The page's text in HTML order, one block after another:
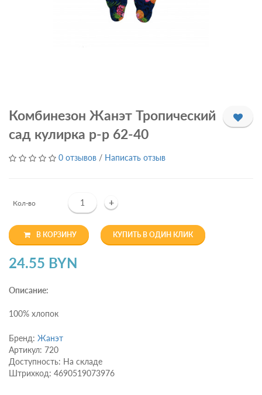
Комбинезон Жанэт Тропический
сад кулирка р-р 62-40
0 отзывов / Написать отзыв
Кол-во +
В КОРЗИНУ КУПИТЬ В ОДИН КЛИК
24.55 BYN
Описание:
100% хлопок
Бренд: Жанэт
Артикул: 720
Доступность: На складе
Штрихкод: 4690519073976